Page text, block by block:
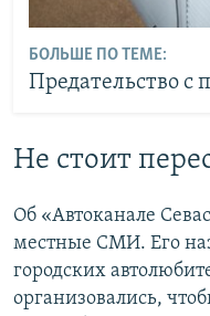
БОЛЬШЕ ПО ТЕМЕ:
Предательство с
Не стоит
Об «Автоканале
местные СМИ. Его
городских
организовались,